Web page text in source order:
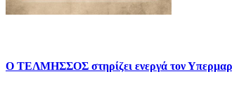
Ο ΤΕΛΜΗΣΣΟΣ στηρίζει ενεργά τον